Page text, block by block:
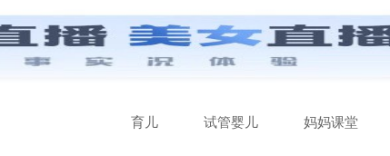
育儿 试管婴儿 妈妈课堂